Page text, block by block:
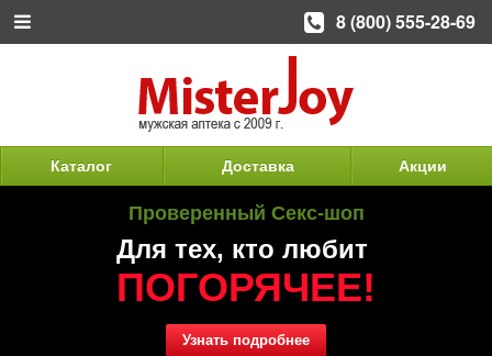
Каталог Доставка Акции
Проверенный Секс-шоп
Для тех, кто любит
ПОГОРЯЧЕЕ!
Узнать подробнее
8 (800) 555-28-69